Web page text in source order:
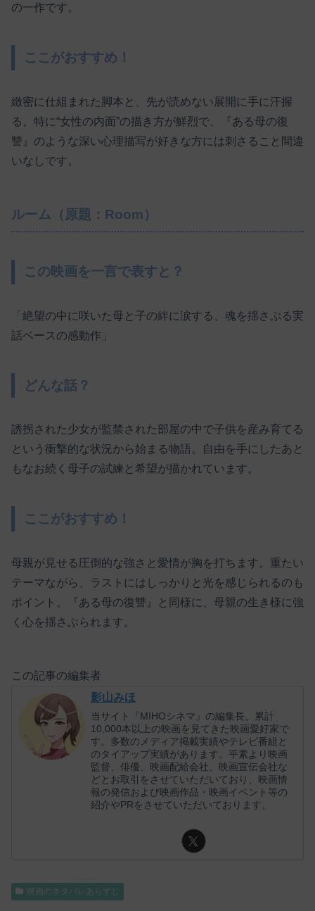
の一作です。
ここがおすすめ！
緻密に仕組まれた脚本と、先が読めない展開に手に汗握
る。特に“女性の内面”の描き方が鮮烈で、『ある母の復
讐』のような深い心理描写が好きな方には刺さること間違
いなしです。
ルーム（原題：Room）
この映画を一言で表すと？
「絶望の中に咲いた母と子の絆に涙する、魂を揺さぶる実
話ベースの感動作」
どんな話？
誘拐された少女が監禁された部屋の中で子供を産み育てる
という衝撃的な状況から始まる物語。自由を手にしたあと
もなお続く母子の試練と希望が描かれています。
ここがおすすめ！
母親が見せる圧倒的な強さと愛情が胸を打ちます。重たい
テーマながら、ラストにはしっかりと光を感じられるのも
ポイント。『ある母の復讐』と同様に、母親の生き様に強
く心を揺さぶられます。
この記事の編集者
影山みほ
当サイト『MIHOシネマ』の編集長。累計
10,000本以上の映画を見てきた映画愛好家で
す。多数のメディア掲載実績やテレビ番組と
のタイアップ実績があります。平素より映画
監督、俳優、映画配給会社、映画宣伝会社な
どとお取引をさせていただいており、映画情
報の発信および映画作品・映画イベント等の
紹介やPRをさせていただいております。
映画のネタバレあらすじ